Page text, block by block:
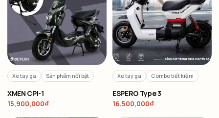
Xe tay ga Sản phẩm nổi bật
XMEN CPI-1
15,900,000₫
Xe tay ga Combo tiết kiệm
ESPERO Type 3
16,500,000₫